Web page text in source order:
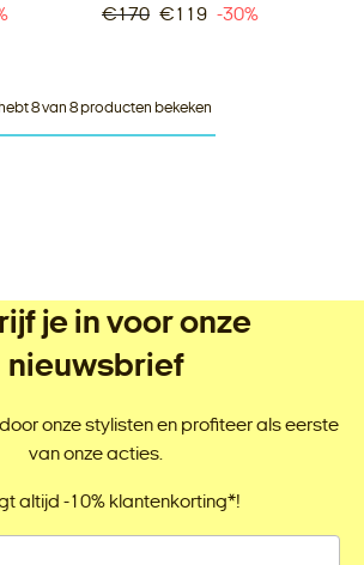
€170 €119 -30%
8 van 8 producten bekeken
je in voor onze
nieuwsbrief
onze stylisten en profiteer als eerste
van onze acties.
altijd -10% klantenkorting*!